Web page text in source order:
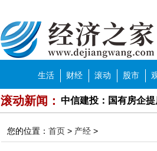
生活 财经 滚动 股市
滚动新闻： 中信建投：国有房企
您的位置： 首页 > 产经 >